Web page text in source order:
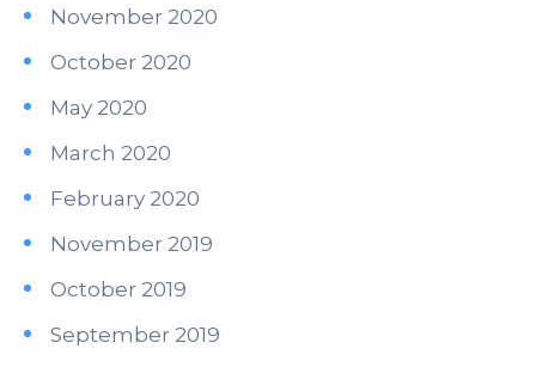
November 2020
October 2020
May 2020
March 2020
February 2020
November 2019
October 2019
September 2019